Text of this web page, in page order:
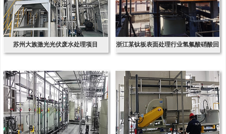
苏州大族激光光伏废水处理项目 浙江某钛板表面处理行业氢氟酸硝酸回